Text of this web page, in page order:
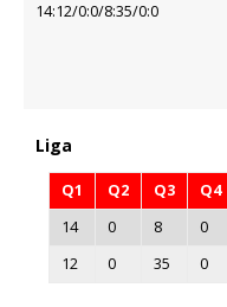
14:12/0:0/8:35/0:0
Liga
Q1 Q2 Q3 Q4
14
0 8 0
12
0 35 0